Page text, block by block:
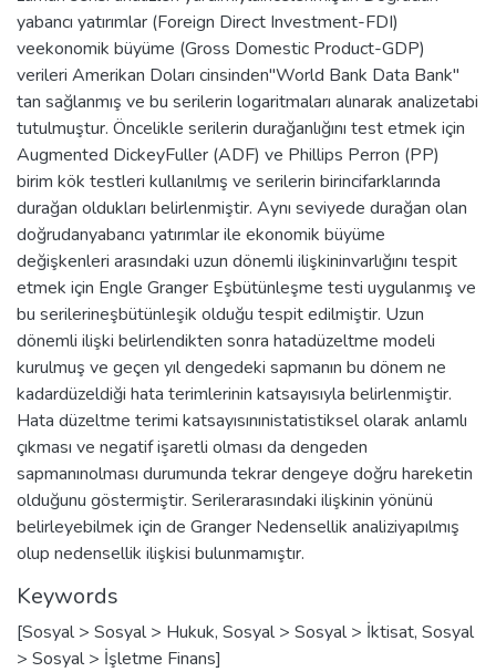
yabancı yatırımlar (Foreign Direct Investment-FDI)
veekonomik büyüme (Gross Domestic Product-GDP)
verileri Amerikan Doları cinsinden"World Bank Data Bank"
tan sağlanmış ve bu serilerin logaritmaları alınarak analizetabi
tutulmuştur. Öncelikle serilerin durağanlığını test etmek için
Augmented DickeyFuller (ADF) ve Phillips Perron (PP)
birim kök testleri kullanılmış ve serilerin birincifarklarında
durağan oldukları belirlenmiştir. Aynı seviyede durağan olan
doğrudanyabancı yatırımlar ile ekonomik büyüme
değişkenleri arasındaki uzun dönemli ilişkininvarlığını tespit
etmek için Engle Granger Eşbütünleşme testi uygulanmış ve
bu serilerineşbütünleşik olduğu tespit edilmiştir. Uzun
dönemli ilişki belirlendikten sonra hatadüzeltme modeli
kurulmuş ve geçen yıl dengedeki sapmanın bu dönem ne
kadardüzeldiği hata terimlerinin katsayısıyla belirlenmiştir.
Hata düzeltme terimi katsayısınınistatistiksel olarak anlamlı
çıkması ve negatif işaretli olması da dengeden
sapmanınolması durumunda tekrar dengeye doğru hareketin
olduğunu göstermiştir. Serilerarasındaki ilişkinin yönünü
belirleyebilmek için de Granger Nedensellik analiziyapılmış
olup nedensellik ilişkisi bulunmamıştır.
Keywords
[Sosyal > Sosyal > Hukuk, Sosyal > Sosyal > İktisat, Sosyal
> Sosyal > İşletme Finans]